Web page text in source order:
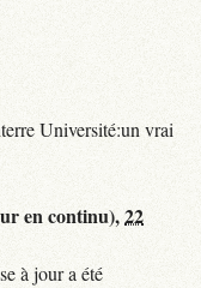
Université:un vrai
en continu),22
à jour a été